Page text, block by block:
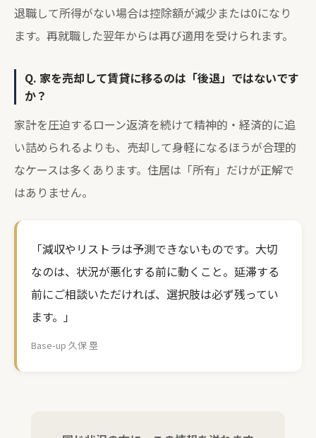
退職して所得がない場合は控除額が減少または0になり
ます。再就職した翌年からは再び適用を受けられます。
Q. 家を売却して賃貸に移るのは「後退」ではないです
か？
家計を圧迫するローン返済を続けて精神的・経済的に追
い詰められるよりも、売却して身軽になるほうが合理的
なケースは多くあります。住居は「所有」だけが正解で
はありません。
「減収やリストラは予測できないものです。大切
なのは、状況が悪化する前に動くこと。延滞する
前にご相談いただければ、選択肢は必ず残ってい
ます。」
Base-up 久保 塁